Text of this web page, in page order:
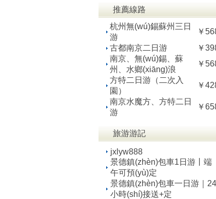
推薦線路
杭州無(wú)錫蘇州三日
游
￥
古都南京二日游
￥
南京、無(wú)錫、蘇
州、水鄉(xiāng)浪
￥
方特二日游（二次入
園）
￥
南京水魔方、方特二日
游
￥
旅游游記
jxlyw888
景德鎮(zhèn)包車1日游丨端
午可預(yù)定
景德鎮(zhèn)包車一日游｜24
小時(shí)接送+定